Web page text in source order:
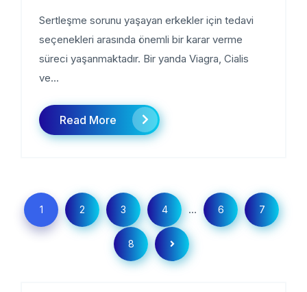
Sertleşme sorunu yaşayan erkekler için tedavi
seçenekleri arasında önemli bir karar verme
süreci yaşanmaktadır. Bir yanda Viagra, Cialis
ve...
Read More
1 2 3 4 … 6 7
8